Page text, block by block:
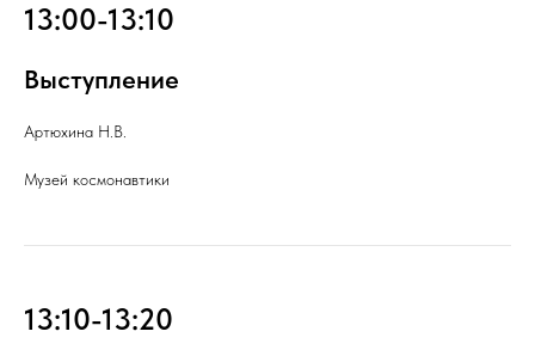
13:00-13:10
Выступление
Артюхина Н.В.
Музей космонавтики
13:10-13:20